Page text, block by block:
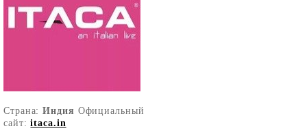
Страна:Индия Официальный
сайт:itaca.in